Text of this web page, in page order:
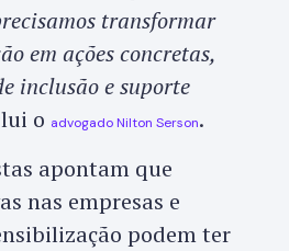
transformar
em ações concretas,
inclusão e suporte
o advogado Nilton Serson.
apontam que
nas empresas e
podem ter